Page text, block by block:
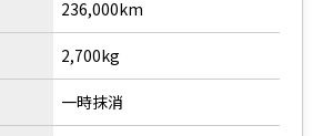
236,000km
2,700kg
一時抹消